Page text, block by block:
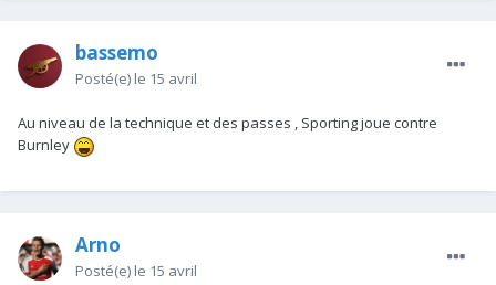
bassemo
Posté(e) le 15 avril
Au niveau de la technique et des passes , Sporting joue contre
Burnley
Arno
Posté(e) le 15 avril